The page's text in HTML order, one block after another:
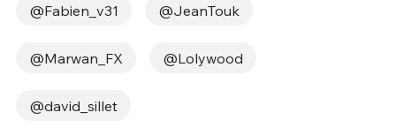
@Fabien_v31 @JeanTouk
@Marwan_FX @Lolywood
@david_sillet